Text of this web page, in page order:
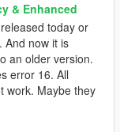
& Enhanced
today or
And now it is
an older version.
error 16. All
work. Maybe they